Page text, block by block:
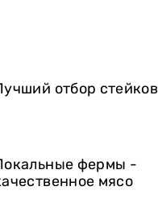
отбор стейков
фермы -
мясо